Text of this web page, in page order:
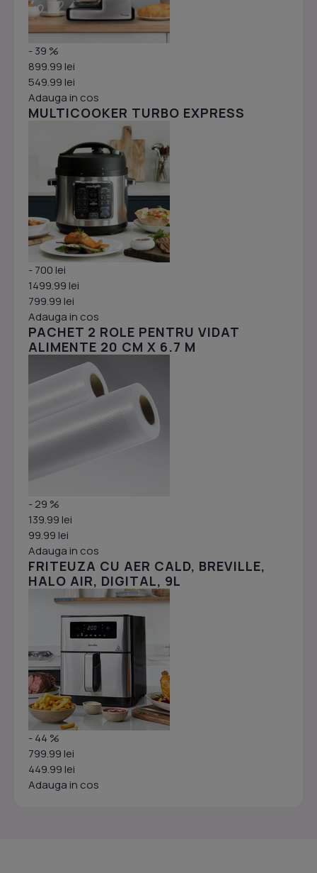
- 39 %
899.99 lei
549.99 lei
Adauga in cos
MULTICOOKER TURBO EXPRESS
- 700 lei
1499.99 lei
799.99 lei
Adauga in cos
PACHET 2 ROLE PENTRU VIDAT
ALIMENTE 20 CM X 6.7 M
- 29 %
139.99 lei
99.99 lei
Adauga in cos
FRITEUZA CU AER CALD, BREVILLE,
HALO AIR, DIGITAL, 9L
- 44 %
799.99 lei
449.99 lei
Adauga in cos